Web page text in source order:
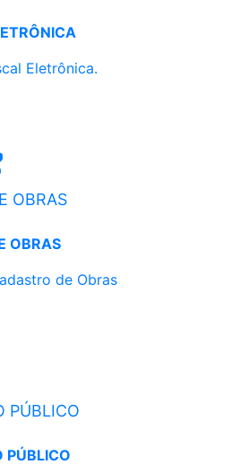
Eletrônica.
OBRAS
OBRAS
de Obras
PÚBLICO
PÚBLICO